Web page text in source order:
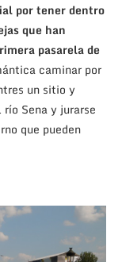
por tener dentro
que han
pasarela de
caminar por
un sitio y
Sena y jurarse
que pueden